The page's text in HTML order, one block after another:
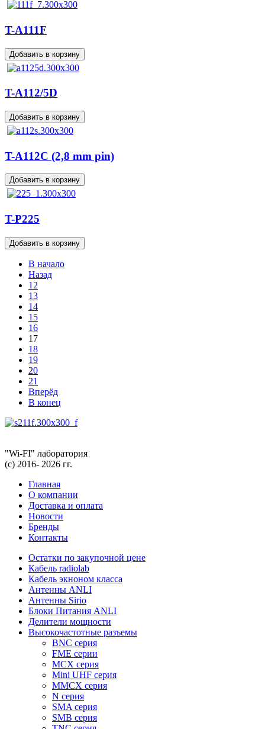
T-A111F
T-A112/5D
T-A112C (2,8 mm pin)
T-P225
В начало
Назад
12
13
14
15
16
17
18
19
20
21
Вперёд
В конец
"Wi-FI" лаборатория
(с) 2016- 2026 гг.
Главная
О компании
Доставка и оплата
Новости
Бренды
Контакты
Остатки по закупочной цене
Кабель radiolab
Кабель экноном класса
Антенны ANLI
Антенны Sirio
Блоки Питания ANLI
Делители мощности
Высокочастотные разъемы
BNC серия
FME серии
MCX серия
Mini UHF серия
MMCX серия
N серия
SMA серия
SMB серия